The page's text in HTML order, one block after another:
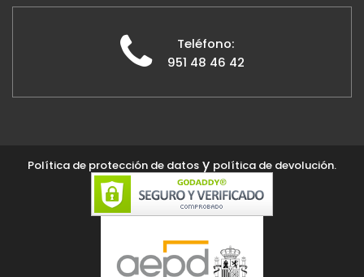
Teléfono:
951 48 46 42
Política de protección de datos y política de devolución.